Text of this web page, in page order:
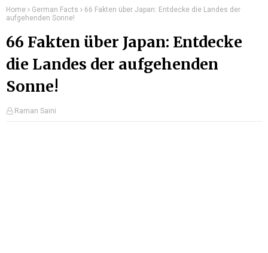
Home German Facts
66 Fakten über Japan: Entdecke die Landes der
aufgehenden Sonne!
66 Fakten über Japan: Entdecke
die Landes der aufgehenden
Sonne!
Raman Saini